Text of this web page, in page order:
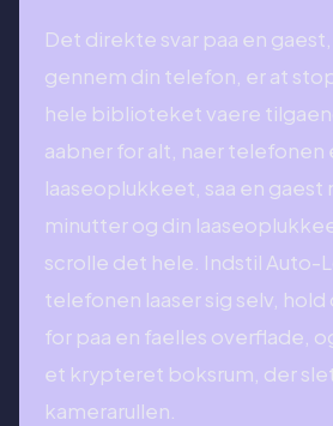
Det direkte svar paa en
gennem din telefon, er at
hele biblioteket vaere
aabner for alt, naer telefonen
laaseoplukkeet, saa en gaest
minutter og din
scrolle det hele. Indstil Auto-
telefonen laaser sig selv,
for paa en faelles overflade,
et krypteret boksrum, der
kamerarullen.